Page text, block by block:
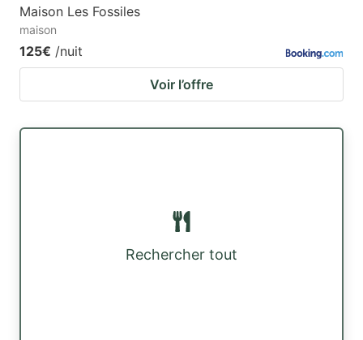
Maison Les Fossiles
maison
125€ /nuit
Voir l’offre
Rechercher tout